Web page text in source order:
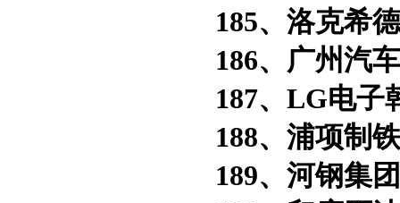
185、洛克希德
186、广州汽车
187、LG电子
188、浦项制铁
189、河钢集团